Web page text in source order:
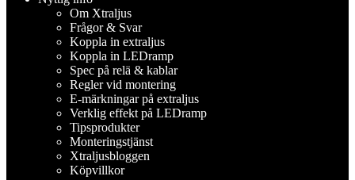
Om Xtraljus
Frågor & Svar
Koppla in extraljus
Koppla in LEDramp
Spec på relä & kablar
Regler vid montering
E-märkningar på extraljus
Verklig effekt på LEDramp
Tipsprodukter
Monteringstjänst
Xtraljusbloggen
Köpvillkor